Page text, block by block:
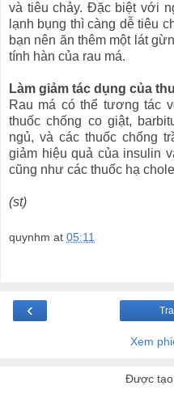
và tiêu chảy. Đặc biệt với
lạnh bụng thì càng dễ tiêu
bạn nên ăn thêm một lát
tính hàn của rau má.
Làm giảm tác dụng của
Rau má có thể tương tác
thuốc chống co giật,
ngủ, và các thuốc chống
giảm hiệu quả của insulin
cũng như các thuốc hạ
(st)
quynhm at 05:11
‹
Xem
Được